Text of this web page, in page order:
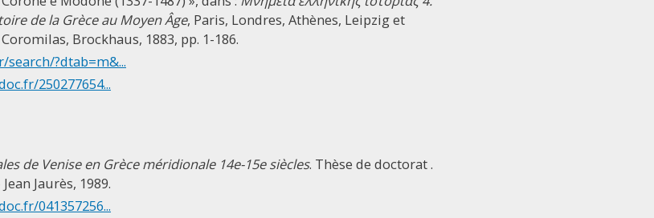
de la Grèce au Moyen Âge, Paris, Londres, Athènes, Leipzig et
Brockhaus, 1883, pp. 1-186.
?dtab=m&...
250277654...
de Venise en Grèce méridionale 14e-15e siècles. Thèse de doctorat .
Jaurès, 1989.
041357256...